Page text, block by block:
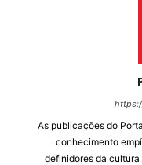
As publicações do
conhecimento
definidores da